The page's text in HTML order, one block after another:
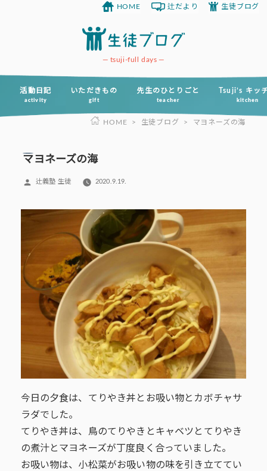
ツ
tsuji-full days
活動日記
activity
いただきもの
gift
先生のひとりごと
teacher
Tsuji’s キッ
kitchen
HOME 辻だより 生徒ブログ
HOME > 生徒ブログ > マヨネーズの海
マヨネーズの海
投
辻義塾 生徒 2020.9.19.
今日の夕食は、てりやき丼とお吸い物とカボチャサ
ラダでした。
てりやき丼は、鳥のてりやきとキャベツとてりやき
の煮汁とマヨネーズが丁度良く合っていました。
お吸い物は、小松菜がお吸い物の味を引き立ててい